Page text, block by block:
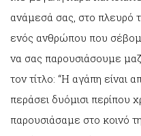
ανάμεσά σας, στο πλευρό
ενός ανθρώπου που
να σας παρουσιάσουμε
τον τίτλο: “Η αγάπη είναι
περάσει δυόμισι περίπου
παρουσιάσαμε στο κοινό